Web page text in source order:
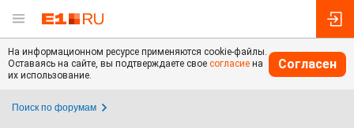
На информационном ресурсе применяются cookie-файлы.
Оставаясь на сайте, вы подтверждаете свое согласие на
их использование.
Согласен
Поиск по форумам